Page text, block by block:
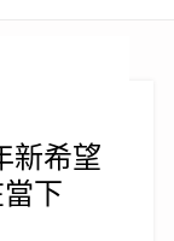
新希望
下